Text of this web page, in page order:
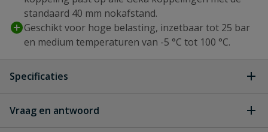
standaard 40 mm nokafstand.
Geschikt voor hoge belasting, inzetbaar tot 25 bar
en medium temperaturen van -5 °C tot 100 °C.
Specificaties
Type aansluiting
Vraag en antwoord